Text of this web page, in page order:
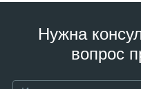
Нужна
вопрос